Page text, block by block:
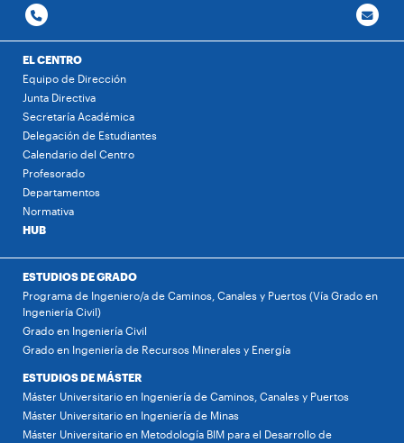
EL CENTRO
Equipo de Dirección
Junta Directiva
Secretaría Académica
Delegación de Estudiantes
Calendario del Centro
Profesorado
Departamentos
Normativa
HUB
ESTUDIOS DE GRADO
Programa de Ingeniero/a de Caminos, Canales y Puertos (Vía Grado en
Ingeniería Civil)
Grado en Ingeniería Civil
Grado en Ingeniería de Recursos Minerales y Energía
ESTUDIOS DE MÁSTER
Máster Universitario en Ingeniería de Caminos, Canales y Puertos
Máster Universitario en Ingeniería de Minas
Máster Universitario en Metodología BIM para el Desarrollo de